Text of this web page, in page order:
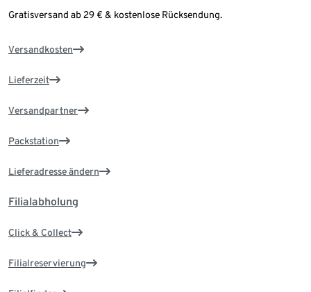
Gratisversand ab 29 € & kostenlose Rücksendung.
Versandkosten
Lieferzeit
Versandpartner
Packstation
Lieferadresse ändern
Filialabholung
Click & Collect
Filialreservierung